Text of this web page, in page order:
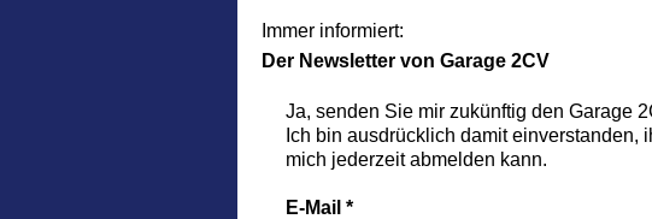
Immer informiert:
Der Newsletter von Garage 2CV
Ja, senden Sie mir zukünftig den Garage
Ich bin ausdrücklich damit
mich jederzeit abmelden kann.
E-Mail *